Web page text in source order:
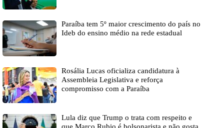
Paraíba tem 5º maior crescimento do país no
Ideb do ensino médio na rede estadual
Rosália Lucas oficializa candidatura à
Assembleia Legislativa e reforça
compromisso com a Paraíba
Lula diz que Trump o trata com respeito e